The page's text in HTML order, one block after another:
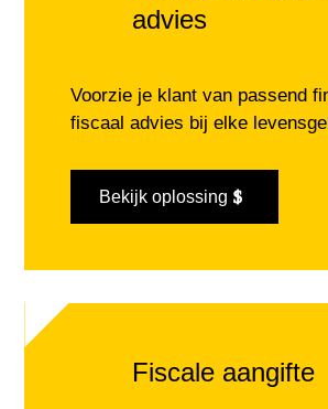
advies
Voorzie je klant van passend
fiscaal advies bij elke
Bekijk oplossing
Fiscale aangifte